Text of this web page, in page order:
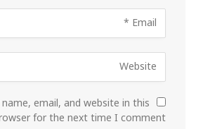
email, and website in this
for the next time I comment.